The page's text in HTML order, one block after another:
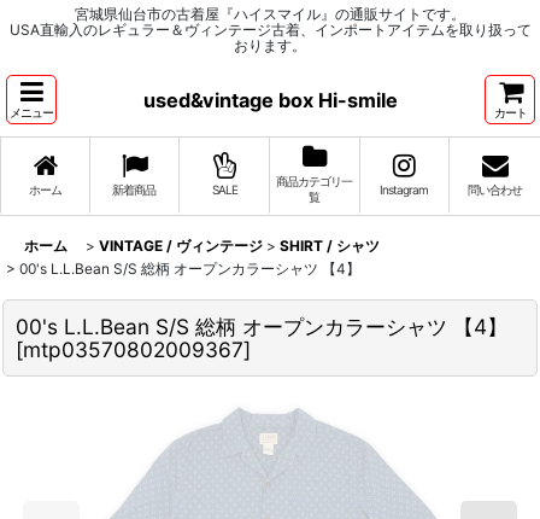
宮城県仙台市の古着屋『ハイスマイル』の通販サイトです。
USA直輸入のレギュラー＆ヴィンテージ古着、インポートアイテムを取り扱って
おります。
メニュー
used&vintage box Hi-smile
カート
ホーム 新着商品 SALE
商品カテゴリ一
覧
Instagram 問い合わせ
ホーム > VINTAGE / ヴィンテージ > SHIRT / シャツ
> 00's L.L.Bean S/S 総柄 オープンカラーシャツ 【4】
00's L.L.Bean S/S 総柄 オープンカラーシャツ 【4】
[mtp03570802009367]